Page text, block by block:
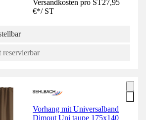
Versandkosten pro ST27,95
€*/ ST
Vorhang mit Universalband
Dimout Uni taupe 175x140